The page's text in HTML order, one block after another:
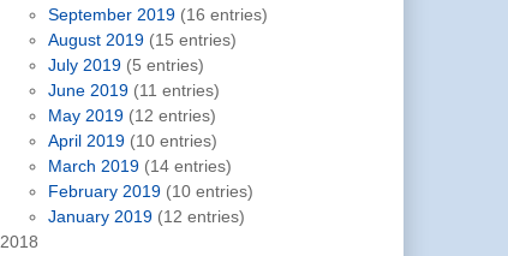
September 2019 (16 entries)
August 2019 (15 entries)
July 2019 (5 entries)
June 2019 (11 entries)
May 2019 (12 entries)
April 2019 (10 entries)
March 2019 (14 entries)
February 2019 (10 entries)
January 2019 (12 entries)
2018